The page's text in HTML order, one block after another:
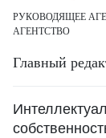
РУКОВОДЯЩЕЕ
АГЕНТСТВО
Главный